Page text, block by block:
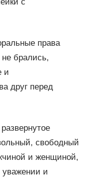
с
права
брались,
и
друг перед
свободный
и женщиной,
и